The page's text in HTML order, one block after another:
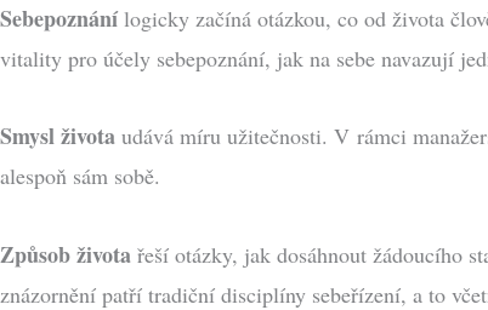
Sebepoznánílogicky začíná otázkou, co od života
vitality pro účely sebepoznání, jak na sebe navazují
Smysl života udává míru užitečnosti. V rámci
alespoň sám sobě.
Způsob života řeší otázky, jak dosáhnout žádoucího
znázornění patří tradiční disciplíny sebeřízení, a to